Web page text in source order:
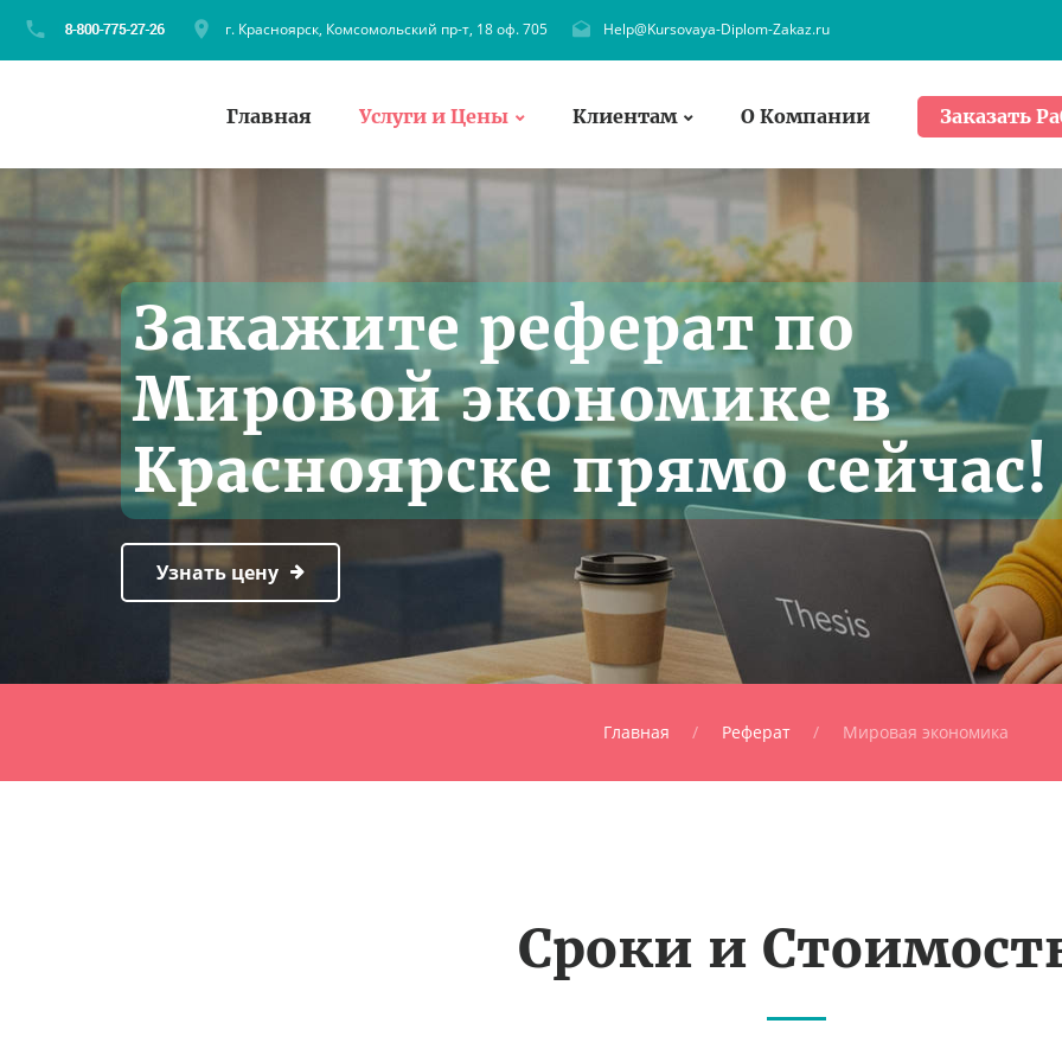
г. Красноярск, Комсомольский пр-т, 18 оф. 705 Help@Kursovaya-Diplom-Zakaz.ru
Главная Услуги и Цены Клиентам О Компании Заказать
Закажите реферат по
Мировой экономике в
Красноярске прямо сейчас!
Узнать цену
Главная Реферат Мировая экономика
Сроки и